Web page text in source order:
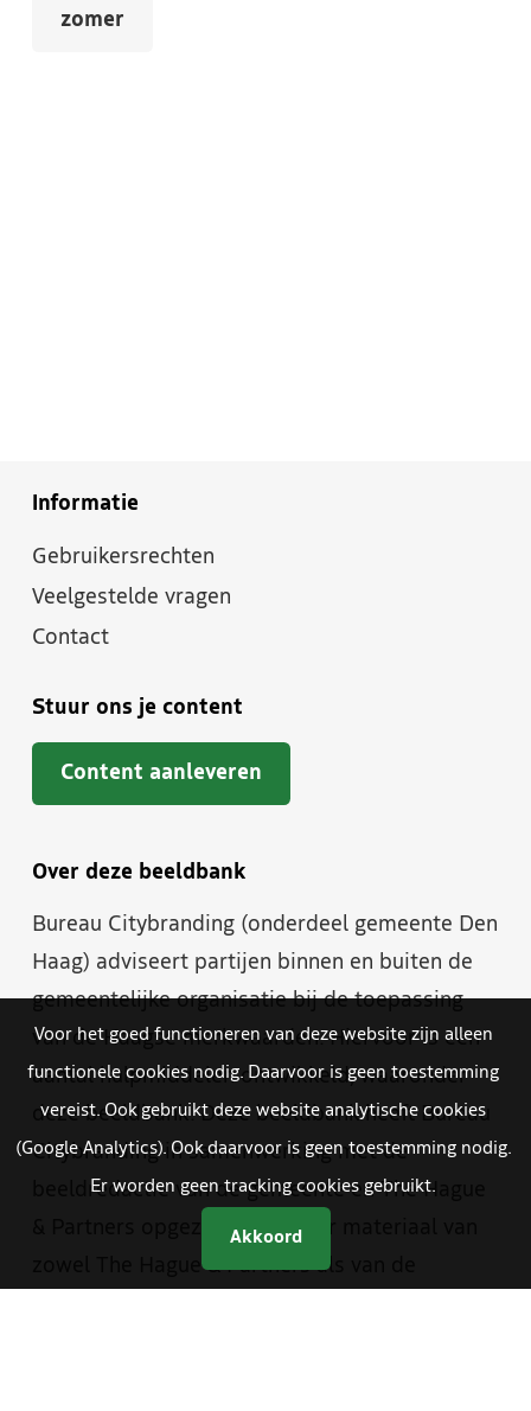
zomer
Informatie
Gebruikersrechten
Veelgestelde vragen
Contact
Stuur ons je content
Content aanleveren
Over deze beeldbank
Bureau Citybranding (onderdeel gemeente Den
Haag) adviseert partijen binnen en buiten de
gemeentelijke organisatie bij de toepassing
van de Haagse merkwaarden. Hiervoor is een
aantal hulpmiddelen ontwikkeld, waaronder
deze beeldbank. Deze beeldbank heeft Bureau
Citybranding in samenwerking met de
beeldredactie van de gemeente en The Hague
& Partners opgezet. Je vindt er materiaal van
zowel The Hague & Partners als van de
Voor het goed functioneren van deze website zijn alleen
functionele cookies nodig. Daarvoor is geen toestemming
vereist. Ook gebruikt deze website analytische cookies
(Google Analytics). Ook daarvoor is geen toestemming nodig.
Er worden geen tracking cookies gebruikt.
Akkoord